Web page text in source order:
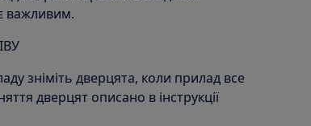
важливим.
зніміть дверцята, коли прилад все
дверцят описано в інструкції